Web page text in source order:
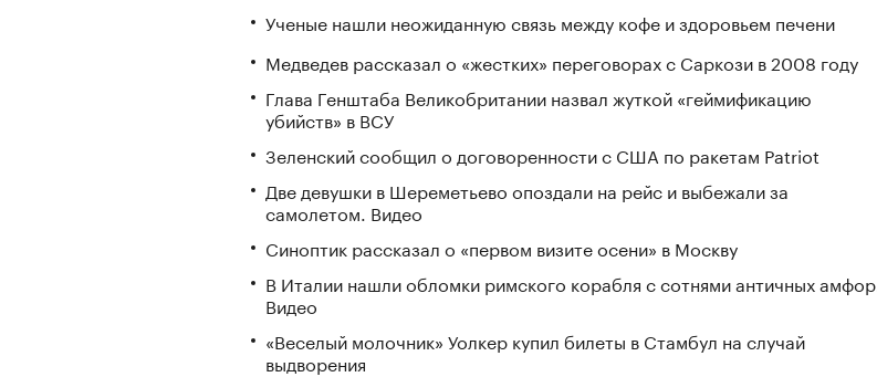
Ученые нашли неожиданную связь между кофе и здоровьем печени
Медведев рассказал о «жестких» переговорах с Саркози в 2008 году
Глава Генштаба Великобритании назвал жуткой «геймификацию
убийств» в ВСУ
Зеленский сообщил о договоренности с США по ракетам Patriot
Две девушки в Шереметьево опоздали на рейс и выбежали за
самолетом. Видео
Синоптик рассказал о «первом визите осени» в Москву
В Италии нашли обломки римского корабля с сотнями античных амфор.
Видео
«Веселый молочник» Уолкер купил билеты в Стамбул на случай
выдворения